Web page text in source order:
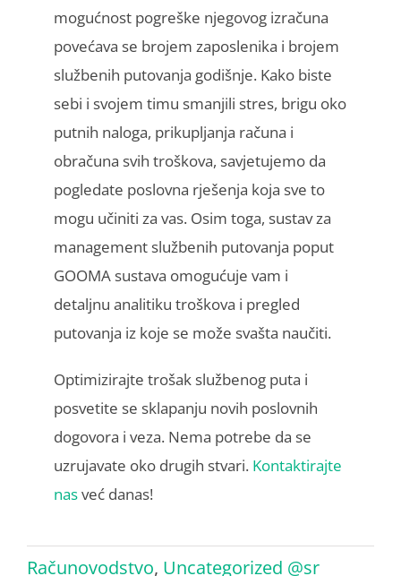
mogućnost pogreške njegovog izračuna
povećava se brojem zaposlenika i brojem
službenih putovanja godišnje. Kako biste
sebi i svojem timu smanjili stres, brigu oko
putnih naloga, prikupljanja računa i
obračuna svih troškova, savjetujemo da
pogledate poslovna rješenja koja sve to
mogu učiniti za vas. Osim toga, sustav za
management službenih putovanja poput
GOOMA sustava omogućuje vam i
detaljnu analitiku troškova i pregled
putovanja iz koje se može svašta naučiti.
Optimizirajte trošak službenog puta i
posvetite se sklapanju novih poslovnih
dogovora i veza. Nema potrebe da se
uzrujavate oko drugih stvari. Kontaktirajte
nasveć danas!
Računovodstvo, Uncategorized @sr